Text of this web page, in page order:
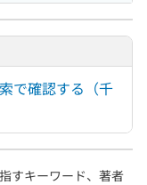
で確認する（千
すキーワード、著者